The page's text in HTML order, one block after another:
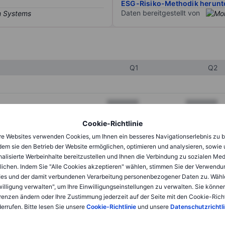
Cookie-Richtlinie
Websites verwenden Cookies, um Ihnen ein besseres Navigationserlebnis zu
sie den Betrieb der Website ermöglichen, optimieren und analysieren, sowie
Werbeinhalte bereitzustellen und Ihnen die Verbindung zu sozialen
Indem Sie "Alle Cookies akzeptieren" wählen, stimmen Sie der
und der damit verbundenen Verarbeitung personenbezogener Daten zu.
verwalten", um Ihre Einwilligungseinstellungen zu verwalten. Sie
ändern oder Ihre Zustimmung jederzeit auf der Seite mit den Cookie-
Bitte lesen Sie unsere Cookie-Richtlinieund unsere
ESG-Risiko-Methodik
Daten bereitgestellt von
Q1 Q2
XXXXXXX XXXXXXX
XXXXXXX
XXXXXXX XXXXXXX
XXXXXXX XXXXXXX
XXXXXXX XXXXXXX